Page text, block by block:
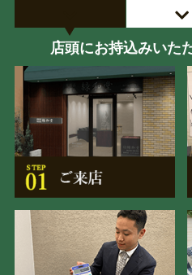
店頭にお持込みいた